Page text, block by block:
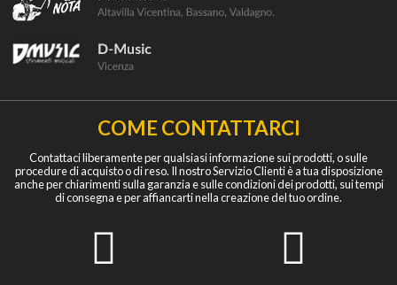
COME CONTATTARCI
Contattaci liberamente per qualsiasi informazione sui prodotti, o sulle
procedure di acquisto o di reso. Il nostro Servizio Clienti è a tua disposizione
anche per chiarimenti sulla garanzia e sulle condizioni dei prodotti, sui tempi
di consegna e per affiancarti nella creazione del tuo ordine.